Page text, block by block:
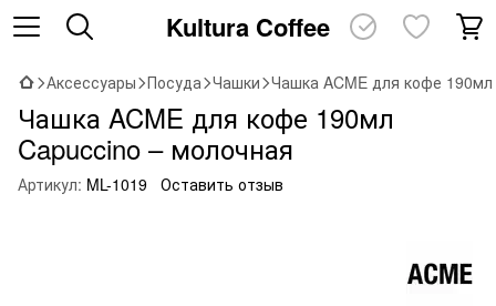
Kultura Coffee
Аксессуары Посуда Чашки Чашка ACME для кофе
Чашка ACME для кофе 190мл
Capuccino – молочная
Артикул: ML-1019 Оставить отзыв